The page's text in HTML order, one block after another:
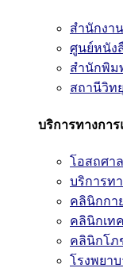
สำนักงา
ศูนย์หนัง
สำนักพิม
สถานีวิท
บริการทางกา
โอสถศา
บริการท
คลินิกกา
คลินิกเท
คลินิกโภ
โรงพยา